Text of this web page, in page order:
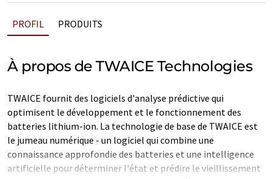
PROFIL PRODUITS
À propos de TWAICE Technologies
TWAICE fournit des logiciels d'analyse prédictive qui
optimisent le développement et le fonctionnement des
batteries lithium-ion. La technologie de base de TWAICE est
le jumeau numérique - un logiciel qui combine une
connaissance approfondie des batteries et une intelligence
artificielle pour déterminer l'état et prédire le vieillissement